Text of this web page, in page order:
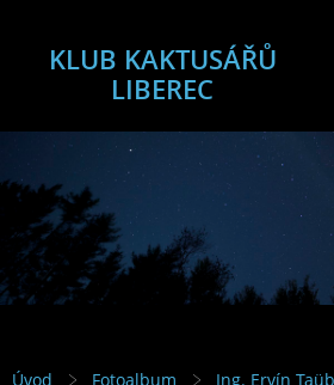
KLUB KAKTUSÁŘŮ
LIBEREC
Úvod Fotoalbum Ing. Ervín